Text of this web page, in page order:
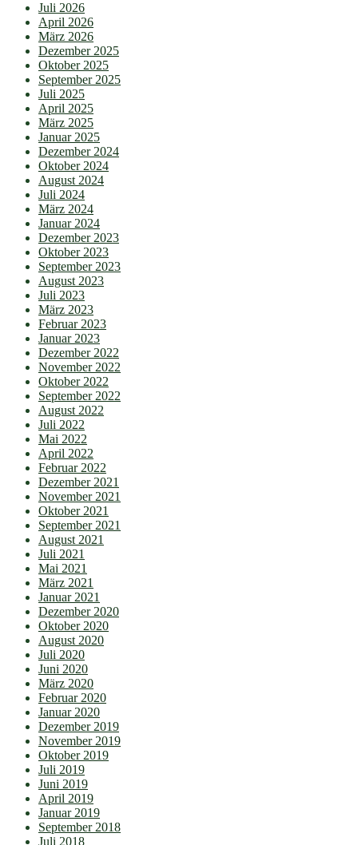
Juli 2026
April 2026
März 2026
Dezember 2025
Oktober 2025
September 2025
Juli 2025
April 2025
März 2025
Januar 2025
Dezember 2024
Oktober 2024
August 2024
Juli 2024
März 2024
Januar 2024
Dezember 2023
Oktober 2023
September 2023
August 2023
Juli 2023
März 2023
Februar 2023
Januar 2023
Dezember 2022
November 2022
Oktober 2022
September 2022
August 2022
Juli 2022
Mai 2022
April 2022
Februar 2022
Dezember 2021
November 2021
Oktober 2021
September 2021
August 2021
Juli 2021
Mai 2021
März 2021
Januar 2021
Dezember 2020
Oktober 2020
August 2020
Juli 2020
Juni 2020
März 2020
Februar 2020
Januar 2020
Dezember 2019
November 2019
Oktober 2019
Juli 2019
Juni 2019
April 2019
Januar 2019
September 2018
Juli 2018